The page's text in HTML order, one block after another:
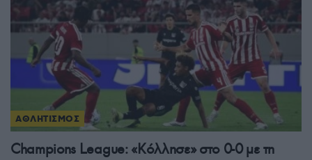
ΑΘΛΗΤΙΣΜΟΣ
Champions League: «Κόλλησε» στο 0-0 με τη